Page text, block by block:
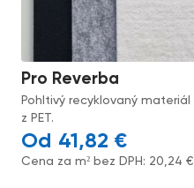
Pro Reverba
Pohltivý recyklovaný materiál
z PET.
41,82 €
Cena za m² bez DPH: 20,24€